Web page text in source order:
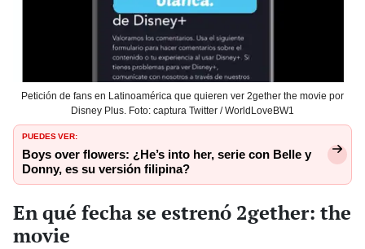
Petición de fans en Latinoamérica que quieren ver 2gether the movie por
Disney Plus. Foto: captura Twitter / WorldLoveBW1
PUEDES VER:
Boys over flowers: ¿He’s into her, serie con Belle y
Donny, es su versión filipina?
En qué fecha se estrenó 2gether: the
movie